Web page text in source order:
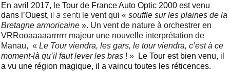
En avril 2017, le Tour de France Auto Optic 2000 est venu
dans l’Ouest, il a senti le vent qui « souffle sur les plaines de la
Bretagne armoricaine ». Un vent de nature à orchestrer en
VRRooaaaaarrrrrr majeur une nouvelle interprétation de
Manau, « Le Tour viendra, les gars, le tour viendra, c’est à ce
moment-là qu’il faut lever les bras ! »
Le Tour est bien venu, il
a vu une région magique, il a vaincu toutes les réticences.